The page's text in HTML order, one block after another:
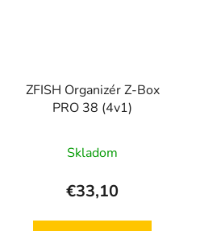
ZFISH Organizér Z-Box
PRO 38 (4v1)
Skladom
€33,10